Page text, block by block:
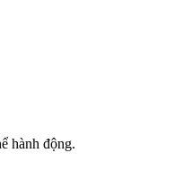
hành động.